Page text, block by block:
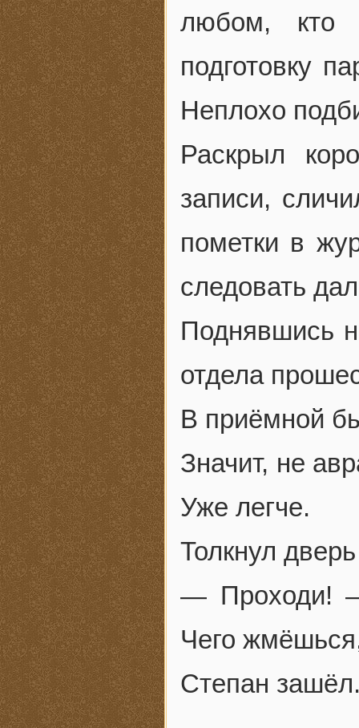
любом, кто
подготовку
Неплохо
Раскрыл
записи,
пометки в
следовать
Поднявшись
отдела
В приёмной
Значит, не
Уже легче.
Толкнул
— Проходи!
Чего
Степан